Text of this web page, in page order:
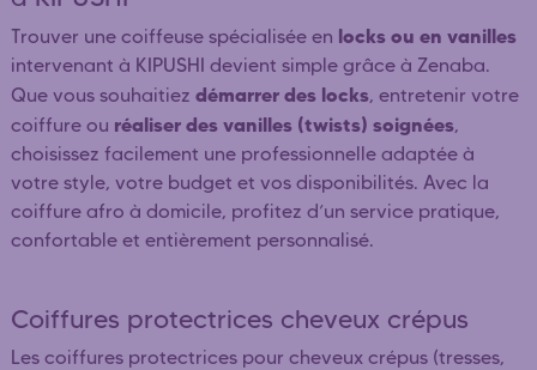
Trouver une coiffeuse spécialisée en locks ou en vanilles
intervenant à KIPUSHI devient simple grâce à Zenaba.
Que vous souhaitiez démarrer des locks, entretenir votre
coiffure ou réaliser des vanilles (twists) soignées,
choisissez facilement une professionnelle adaptée à
votre style, votre budget et vos disponibilités. Avec la
coiffure afro à domicile, profitez d’un service pratique,
confortable et entièrement personnalisé.
Coiffures protectrices cheveux crépus
Les coiffures protectrices pour cheveux crépus (tresses,